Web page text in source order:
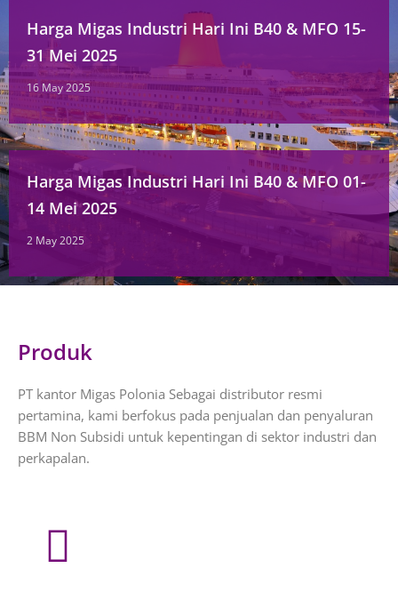
Harga Migas Industri Hari Ini B40 & MFO 15-
31 Mei 2025
16 May 2025
Harga Migas Industri Hari Ini B40 & MFO 01-
14 Mei 2025
2 May 2025
Produk
PT kantor Migas Polonia Sebagai distributor resmi
pertamina, kami berfokus pada penjualan dan penyaluran
BBM Non Subsidi untuk kepentingan di sektor industri dan
perkapalan.